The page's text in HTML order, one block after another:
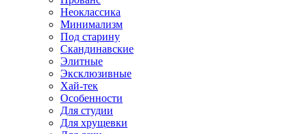
Неоклассика
Минимализм
Под старину
Скандинавские
Элитные
Эксклюзивные
Хай-тек
Особенности
Для студии
Для хрущевки